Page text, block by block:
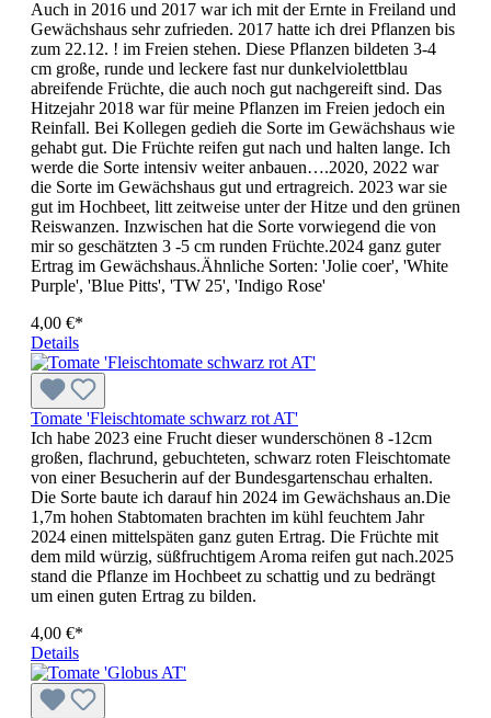
Auch in 2016 und 2017 war ich mit der Ernte in Freiland und
Gewächshaus sehr zufrieden. 2017 hatte ich drei Pflanzen bis
zum 22.12. ! im Freien stehen. Diese Pflanzen bildeten 3-4
cm große, runde und leckere fast nur dunkelviolettblau
abreifende Früchte, die auch noch gut nachgereift sind. Das
Hitzejahr 2018 war für meine Pflanzen im Freien jedoch ein
Reinfall. Bei Kollegen gedieh die Sorte im Gewächshaus wie
gehabt gut. Die Früchte reifen gut nach und halten lange. Ich
werde die Sorte intensiv weiter anbauen….2020, 2022 war
die Sorte im Gewächshaus gut und ertragreich. 2023 war sie
gut im Hochbeet, litt zeitweise unter der Hitze und den grünen
Reiswanzen. Inzwischen hat die Sorte vorwiegend die von
mir so geschätzten 3 -5 cm runden Früchte.2024 ganz guter
Ertrag im Gewächshaus.Ähnliche Sorten: 'Jolie coer', 'White
Purple', 'Blue Pitts', 'TW 25', 'Indigo Rose'
4,00 €*
Details
Tomate 'Fleischtomate schwarz rot AT'
Ich habe 2023 eine Frucht dieser wunderschönen 8 -12cm
großen, flachrund, gebuchteten, schwarz roten Fleischtomate
von einer Besucherin auf der Bundesgartenschau erhalten.
Die Sorte baute ich darauf hin 2024 im Gewächshaus an.Die
1,7m hohen Stabtomaten brachten im kühl feuchtem Jahr
2024 einen mittelspäten ganz guten Ertrag. Die Früchte mit
dem mild würzig, süßfruchtigem Aroma reifen gut nach.2025
stand die Pflanze im Hochbeet zu schattig und zu bedrängt
um einen guten Ertrag zu bilden.
4,00 €*
Details